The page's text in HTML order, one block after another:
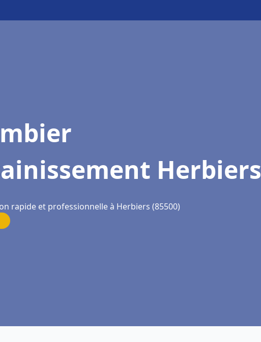
Herbiers
rapide et professionnelle à Herbiers (85500)